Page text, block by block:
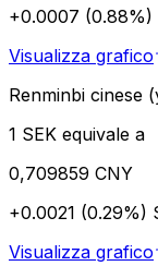
+0.0007 (0.88%)
Visualizza grafico
Renminbi cinese
1 SEK equivale a
0,709859 CNY
+0.0021 (0.29%)
Visualizza grafico